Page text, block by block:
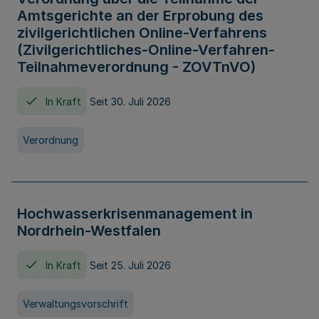
Amtsgerichte an der Erprobung des
zivilgerichtlichen Online-Verfahrens
(Zivilgerichtliches-Online-Verfahren-
Teilnahmeverordnung - ZOVTnVO)
In Kraft Seit 30. Juli 2026
Verordnung
Hochwasserkrisenmanagement in
Nordrhein-Westfalen
In Kraft Seit 25. Juli 2026
Verwaltungsvorschrift